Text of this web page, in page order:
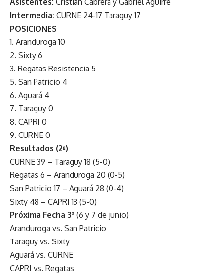
Intermedia: CURNE 24-17 Taraguy 17
POSICIONES
1. Aranduroga 10
2. Sixty 6
3. Regatas Resistencia 5
5. San Patricio 4
6. Aguará 4
7. Taraguy 0
8. CAPRI 0
9. CURNE 0
Resultados (2ª)
CURNE 39 – Taraguy 18 (5-0)
Regatas 6 – Aranduroga 20 (0-5)
San Patricio 17 – Aguará 28 (0-4)
Sixty 48 – CAPRI 13 (5-0)
Próxima Fecha 3ª (6 y 7 de junio)
Aranduroga vs. San Patricio
Taraguy vs. Sixty
Aguará vs. CURNE
CAPRI vs. Regatas